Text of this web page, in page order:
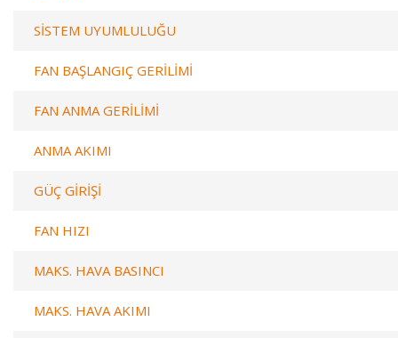
SİSTEM UYUMLULUĞU
FAN BAŞLANGIÇ GERİLİMİ
FAN ANMA GERİLİMİ
ANMA AKIMI
GÜÇ GİRİŞİ
FAN HIZI
MAKS. HAVA BASINCI
MAKS. HAVA AKIMI